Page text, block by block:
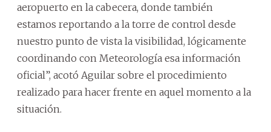
aeropuerto en la cabecera, donde también
estamos reportando a la torre de control desde
nuestro punto de vista la visibilidad, lógicamente
coordinando con Meteorología esa información
oficial”, acotó Aguilar sobre el procedimiento
realizado para hacer frente en aquel momento a la
situación.